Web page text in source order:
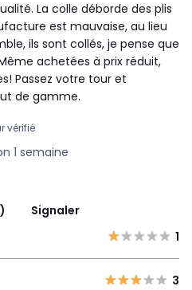
La colle déborde des plis
est mauvaise, au lieu
ils sont collés, je pense que
achetées à prix réduit,
Passez votre tour et
de gamme.
vérifié
1 semaine
Signaler
1
3